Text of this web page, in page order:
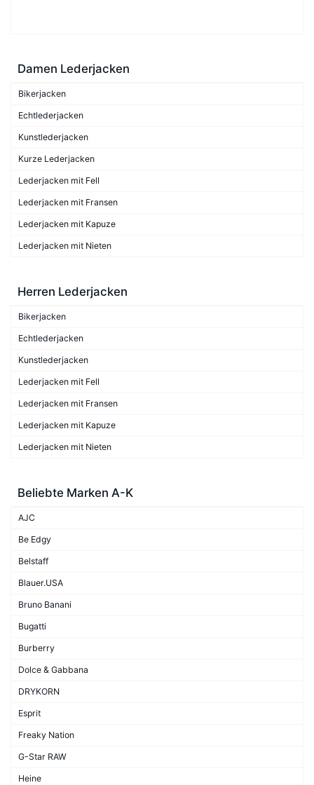
Damen Lederjacken
Bikerjacken
Echtlederjacken
Kunstlederjacken
Kurze Lederjacken
Lederjacken mit Fell
Lederjacken mit Fransen
Lederjacken mit Kapuze
Lederjacken mit Nieten
Herren Lederjacken
Bikerjacken
Echtlederjacken
Kunstlederjacken
Lederjacken mit Fell
Lederjacken mit Fransen
Lederjacken mit Kapuze
Lederjacken mit Nieten
Beliebte Marken A-K
AJC
Be Edgy
Belstaff
Blauer.USA
Bruno Banani
Bugatti
Burberry
Dolce & Gabbana
DRYKORN
Esprit
Freaky Nation
G-Star RAW
Heine